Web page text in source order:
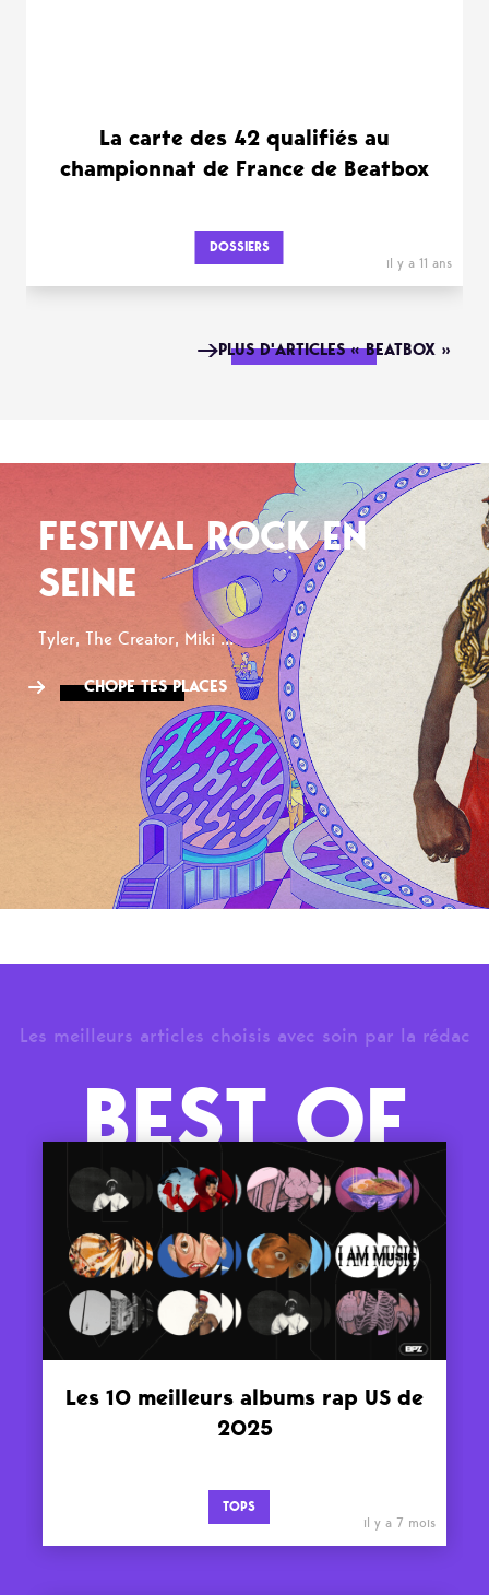
La carte des 42 qualifiés au
championnat de France de Beatbox
DOSSIERS
il y a 11 ans
PLUS D'ARTICLES « BEATBOX »
FESTIVAL ROCK EN
SEINE
Tyler, The Creator, Miki ...
CHOPE TES PLACES
Les meilleurs articles choisis avec soin par la rédac
BEST OF
Les 10 meilleurs albums rap US de
2025
TOPS
il y a 7 mois